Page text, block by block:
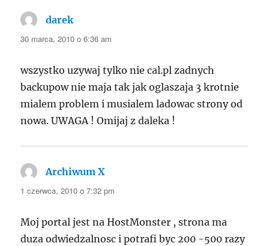
darekpisze:
30 marca, 2010 o 6:36 am
wszystko uzywaj tylko nie cal.pl zadnych
backupow nie maja tak jak oglaszaja 3 krotnie
mialem problem i musialem ladowac strony od
nowa. UWAGA ! Omijaj z daleka !
Archiwum X
1 czerwca, 2010 o 7:32 pm
Moj portal jest na HostMonster , strona ma
duza odwiedzalnosc i potrafi byc 200 -500 razy